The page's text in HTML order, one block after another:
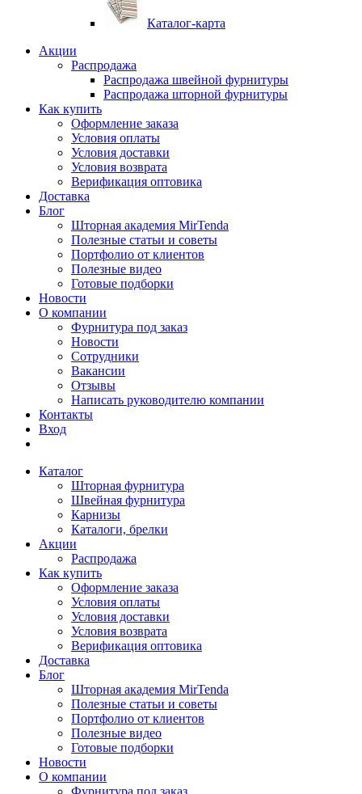
Каталог-карта
Акции
Распродажа
Распродажа швейной фурнитуры
Распродажа шторной фурнитуры
Как купить
Оформление заказа
Условия оплаты
Условия доставки
Условия возврата
Верификация оптовика
Доставка
Блог
Шторная академия MirTenda
Полезные статьи и советы
Портфолио от клиентов
Полезные видео
Готовые подборки
Новости
О компании
Фурнитура под заказ
Новости
Сотрудники
Вакансии
Отзывы
Написать руководителю компании
Контакты
Вход
Каталог
Шторная фурнитура
Швейная фурнитура
Карнизы
Каталоги, брелки
Акции
Распродажа
Как купить
Оформление заказа
Условия оплаты
Условия доставки
Условия возврата
Верификация оптовика
Доставка
Блог
Шторная академия MirTenda
Полезные статьи и советы
Портфолио от клиентов
Полезные видео
Готовые подборки
Новости
О компании
Фурнитура под заказ